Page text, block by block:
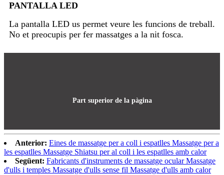
PANTALLA LED
La pantalla LED us permet veure les funcions de treball.
No et preocupis per fer massatges a la nit fosca.
Part superior de la pàgina
Anterior: Eines de massatge per a coll i espatlles Massatge per a
les espatlles Massatge Shiatsu per al coll i les espatlles amb calor
Següent: Fabricants d'instruments de massatge ocular Massatge
d'ulls i temples Massatge d'ulls sense fil Massatge d'ulls amb calor